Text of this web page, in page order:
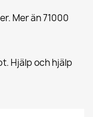
Mer än 71000
Hjälp och hjälp